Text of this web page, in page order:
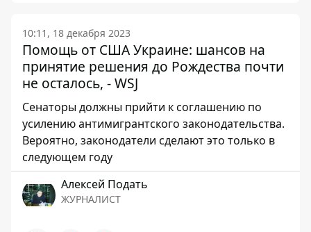
10:11, 18 декабря 2023
Помощь от США Украине: шансов на
принятие решения до Рождества почти
не осталось, - WSJ
Сенаторы должны прийти к соглашению по
усилению антимигрантского законодательства.
Вероятно, законодатели сделают это только в
следующем году
Алексей Подать
ЖУРНАЛИСТ